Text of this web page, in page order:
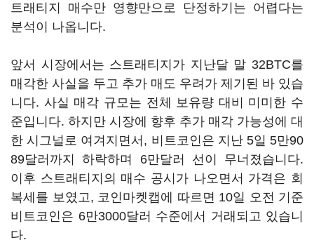
트래티지 매수만 영향만으로 단정하기는 어렵다는
분석이 나옵니다.
앞서 시장에서는 스트래티지가 지난달 말 32BTC를
매각한 사실을 두고 추가 매도 우려가 제기된 바 있습
니다. 사실 매각 규모는 전체 보유량 대비 미미한 수
준입니다. 하지만 시장에 향후 추가 매각 가능성에 대
한 시그널로 여겨지면서, 비트코인은 지난 5일 5만90
89달러까지 하락하며 6만달러 선이 무너졌습니다.
이후 스트래티지의 매수 공시가 나오면서 가격은 회
복세를 보였고, 코인마켓캡에 따르면 10일 오전 기준
비트코인은 6만3000달러 수준에서 거래되고 있습니
다.